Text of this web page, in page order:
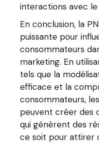
interactions avec
En conclusion, la
puissante pour
consommateurs
marketing. En
tels que la
efficace et la
consommateurs,
peuvent créer des
qui génèrent des
ce soit pour attirer